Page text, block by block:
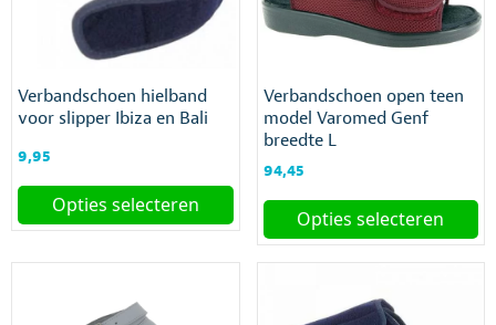
worden
op
productpagina
Deze
optie
worden
op
de
productpagina
Verbandschoen hielband
voor slipper Ibiza en Bali
9,95
Opties selecteren
Dit
Verbandschoen open teen
model Varomed Genf
breedte L
94,45
Opties selecteren
Dit
meerdere